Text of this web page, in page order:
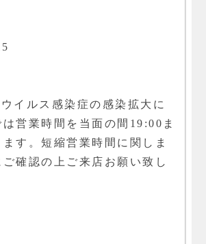
イルス感染症の感染拡大に
営業時間を当面の間19:00ま
す。短縮営業時間に関しま
ご確認の上ご来店お願い致し